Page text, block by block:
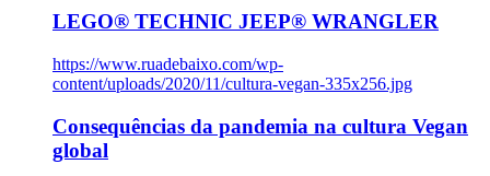
LEGO® TECHNIC JEEP® WRANGLER
https://www.ruadebaixo.com/wp-
content/uploads/2020/11/cultura-vegan-335x256.jpg
Consequências da pandemia na cultura Vegan
global